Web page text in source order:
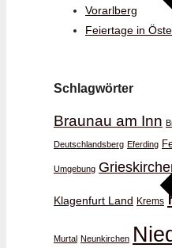
Vorarlberg
Feiertage in
Schlagwörter
Braunau am Inn
Deutschlandsberg Eferding
Umgebung
Klagenfurt Land Krems
Murtal Neunkirchen